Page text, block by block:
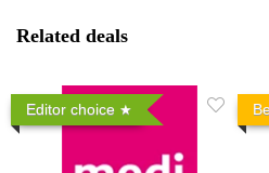
Related deals
Editor choice